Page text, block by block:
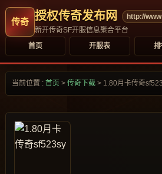
授权传奇发布网
http://
新开传奇SF开服信息聚合平台
首页
开服表 排
当前位置 : 首页 > 传奇下载 > 1.80月卡传奇